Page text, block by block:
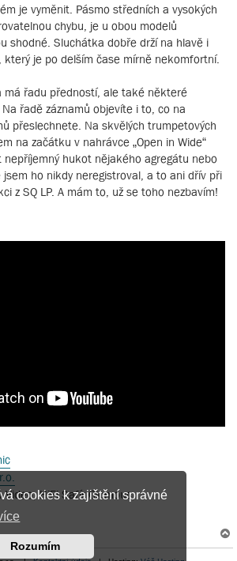
cookies k zajištění správné
Rozumím
je vyměnit. Pásmo středních a vysokých
chybu, je u obou modelů
shodné. Sluchátka dobře drží na hlavě i
který je po delším čase mírně nekomfortní.
má řadu předností, ale také některé
řadě záznamů objevíte i to, co na
přeslechnete. Na skvělých trumpetových
na začátku v nahrávce „Open in Wide“
nepříjemný hukot nějakého agregátu nebo
ho nikdy neregistroval, a to ani dřív při
z SQ LP. A mám to, už se toho nezbavím!
Video, HiFi Safír Olomouc,